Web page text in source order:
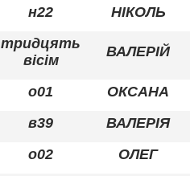
н22 НІКОЛЬ
тридцять
вісім
ВАЛЕРІЙ
о01
ОКСАНА
в39
ВАЛЕРІЯ
о02 ОЛЕГ